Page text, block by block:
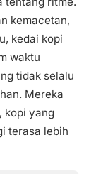
kemacetan,
kedai kopi
waktu
tidak selalu
Mereka
kopi yang
terasa lebih